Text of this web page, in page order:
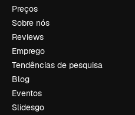
Preços
Sobre nós
Reviews
Emprego
Tendências de pesquisa
Blog
Eventos
Slidesgo